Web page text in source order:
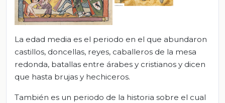
La edad media es el periodo en el que abundaron
castillos, doncellas, reyes, caballeros de la mesa
redonda, batallas entre árabes y cristianos y dicen
que hasta brujas y hechiceros.
También es un periodo de la historia sobre el cual